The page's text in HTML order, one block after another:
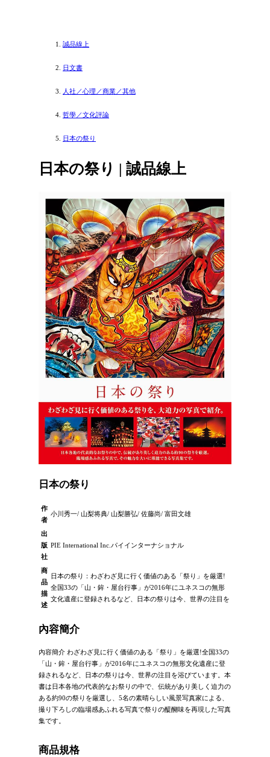
誠品線上
日文書
人社／心理／商業／其他
哲學／文化評論
日本の祭り
日本の祭り | 誠品線上
日本の祭り
作
者
小川秀一/ 山梨将典/ 山梨勝弘/ 佐藤尚/ 富田文雄
出
版
社
PIE International Inc.パイインターナショナル
商
品
描
述
日本の祭り：わざわざ見に行く価値のある「祭り」を厳選!
全国33の「山・鉾・屋台行事」が2016年にユネスコの無形
文化遺産に登録されるなど、日本の祭りは今、世界の注目を
內容簡介
內容簡介 わざわざ見に行く価値のある「祭り」を厳選!全国33の
「山・鉾・屋台行事」が2016年にユネスコの無形文化遺産に登
録されるなど、日本の祭りは今、世界の注目を浴びています。本
書は日本各地の代表的なお祭りの中で、伝統があり美しく迫力の
ある約90の祭りを厳選し、5名の素晴らしい風景写真家による、
撮り下ろしの臨場感あふれる写真で祭りの醍醐味を再現した写真
集です。
商品規格